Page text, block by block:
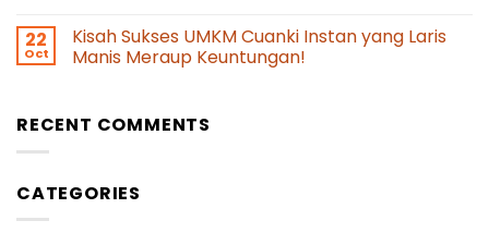
22
Oct
Kisah Sukses UMKM Cuanki Instan yang Laris
Manis Meraup Keuntungan!
RECENT COMMENTS
CATEGORIES